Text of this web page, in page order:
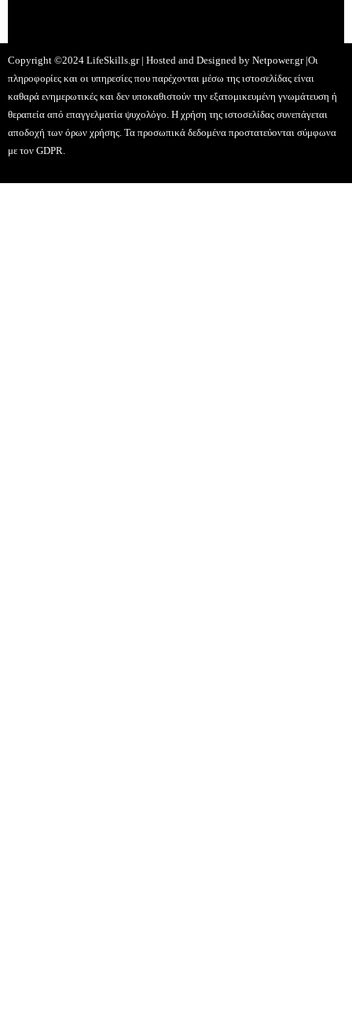
Copyright ©2024 LifeSkills.gr | Hosted and Designed by Netpower.gr |Οι
πληροφορίες και οι υπηρεσίες που παρέχονται μέσω της ιστοσελίδας είναι
καθαρά ενημερωτικές και δεν υποκαθιστούν την εξατομικευμένη γνωμάτευση ή
θεραπεία από επαγγελματία ψυχολόγο. Η χρήση της ιστοσελίδας συνεπάγεται
αποδοχή των όρων χρήσης. Τα προσωπικά δεδομένα προστατεύονται σύμφωνα
με τον GDPR.